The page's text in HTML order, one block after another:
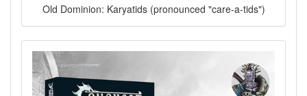
Old Dominion: Karyatids (pronounced "care-a-tids")